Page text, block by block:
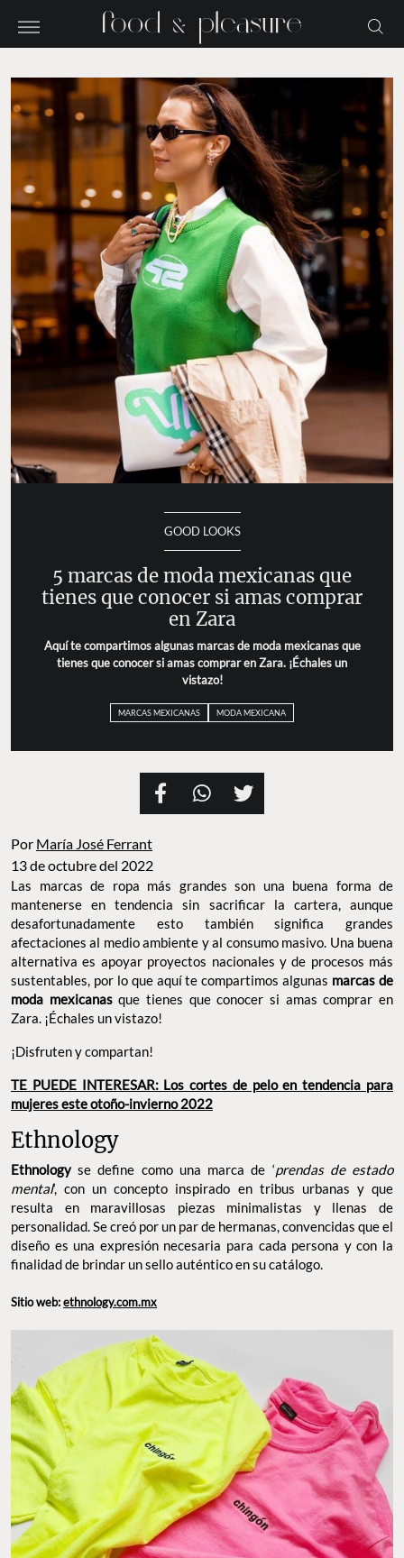
GOOD LOOKS
5 marcas de moda mexicanas que
tienes que conocer si amas comprar
en Zara
Aquí te compartimos algunas marcas de moda mexicanas que
tienes que conocer si amas comprar en Zara. ¡Échales un
vistazo!
MARCAS MEXICANAS MODA MEXICANA
Por María José Ferrant
13 de octubre del 2022
Las marcas de ropa más grandes son una buena forma de
mantenerse en tendencia sin sacrificar la cartera, aunque
desafortunadamente esto también significa grandes
afectaciones al medio ambiente y al consumo masivo. Una buena
alternativa es apoyar proyectos nacionales y de procesos más
sustentables, por lo que aquí te compartimos algunas marcas de
moda mexicanasque tienes que conocer si amas comprar en
Zara. ¡Échales un vistazo!
¡Disfruten y compartan!
TE PUEDE INTERESAR: Los cortes de pelo en tendencia para
mujeres este otoño-invierno 2022
Ethnology
Ethnologyse define como una marca de ‘prendas de estado
mental‘, con un concepto inspirado en tribus urbanas y que
resulta en maravillosas piezas minimalistas y llenas de
personalidad. Se creó por un par de hermanas, convencidas que el
diseño es una expresión necesaria para cada persona y con la
finalidad de brindar un sello auténtico en su catálogo.
Sitio web:ethnology.com.mx